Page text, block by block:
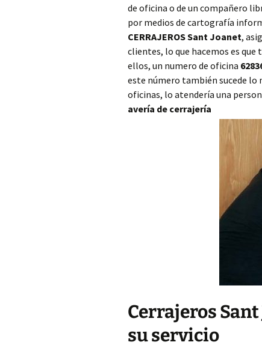
Cerrajero Barx
Cerrajero Barxeta
Cerrajero Bèlgida
Cerrajero Bellreguard
de oficina o de un compañero
por medios de cartografía
CERRAJEROS Sant Joanet,
clientes, lo que hacemos es
ellos, un numero de oficina
este número también sucede lo
oficinas, lo atendería una
avería de cerrajería
Cerrajeros
su servicio